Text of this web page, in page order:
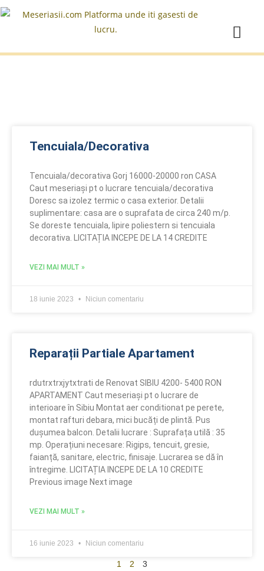
Tencuiala/Decorativa
Tencuiala/decorativa Gorj 16000-20000 ron CASA
Caut meseriași pt o lucrare tencuiala/decorativa
Doresc sa izolez termic o casa exterior. Detalii
suplimentare: casa are o suprafata de circa 240 m/p.
Se doreste tencuiala, lipire poliestern si tencuiala
decorativa. LICITAȚIA INCEPE DE LA 14 CREDITE
VEZI MAI MULT »
18 iunie 2023 Niciun comentariu
Reparații Partiale Apartament
rdutrxtrxjytxtrati de Renovat SIBIU 4200- 5400 RON
APARTAMENT Caut meseriași pt o lucrare de
interioare în Sibiu Montat aer conditionat pe perete,
montat rafturi debara, mici bucăți de plintă. Pus
dușumea balcon. Detalii lucrare : Suprafața utilă : 35
mp. Operațiuni necesare: Rigips, tencuit, gresie,
faianță, sanitare, electric, finisaje. Lucrarea se dă în
întregime. LICITAȚIA INCEPE DE LA 10 CREDITE
Previous image Next image
VEZI MAI MULT »
16 iunie 2023 Niciun comentariu
1 2 3